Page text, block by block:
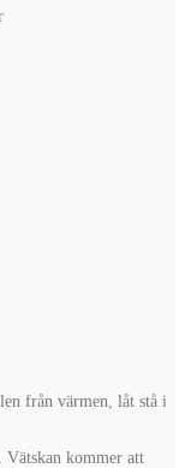
från värmen, låt stå i
Vätskan kommer att